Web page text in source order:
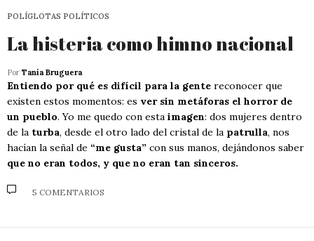
POLÍGLOTAS POLÍTICOS
La histeria como himno nacional
Por Tania Bruguera
Entiendo por qué es difícil para la gente reconocer que
existen estos momentos: es ver sin metáforas el horror de
un pueblo. Yo me quedo con esta imagen: dos mujeres dentro
de la turba, desde el otro lado del cristal de la patrulla, nos
hacían la señal de “me gusta” con sus manos, dejándonos saber
que no eran todos, y que no eran tan sinceros.
5 COMENTARIOS